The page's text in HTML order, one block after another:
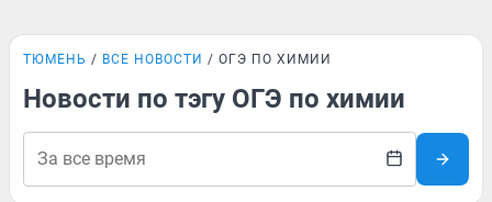
ТЮМЕНЬ ВСЕ НОВОСТИ ОГЭ ПО ХИМИИ
Новости по тэгу ОГЭ по химии